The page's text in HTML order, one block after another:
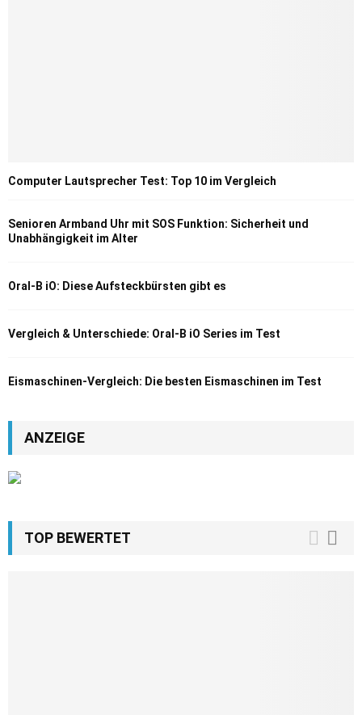
Computer Lautsprecher Test: Top 10 im Vergleich
Senioren Armband Uhr mit SOS Funktion: Sicherheit und
Unabhängigkeit im Alter
Oral-B iO: Diese Aufsteckbürsten gibt es
Vergleich & Unterschiede: Oral-B iO Series im Test
Eismaschinen-Vergleich: Die besten Eismaschinen im Test
ANZEIGE
TOP BEWERTET